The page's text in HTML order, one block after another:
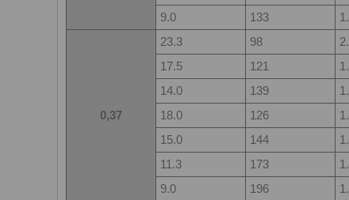
9.0
133
0,37
23.3 98
17.5
121
14.0
139
18.0
126
15.0
144
11.3
173
9.0
196